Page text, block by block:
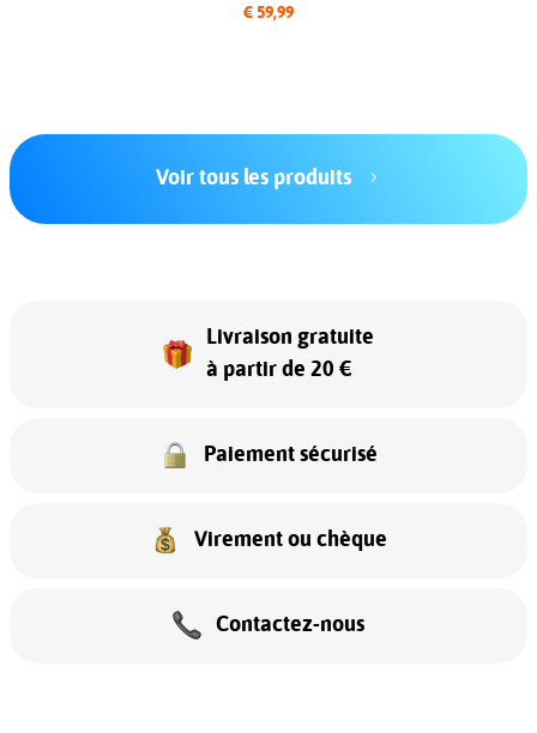
€ 59,99
Voir tous les produits
Livraison gratuite
à partir de 20 €
Paiement sécurisé
Virement ou chèque
Contactez-nous